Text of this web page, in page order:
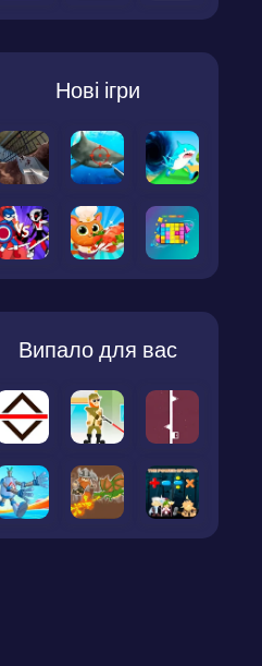
Нові ігри
Випало для вас